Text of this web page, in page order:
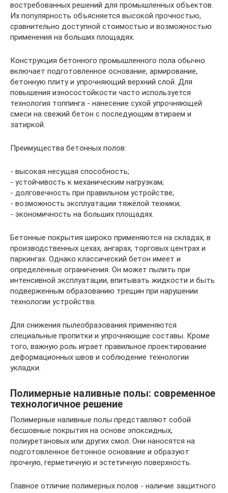
востребованных решений для промышленных объектов.
Их популярность объясняется высокой прочностью,
сравнительно доступной стоимостью и возможностью
применения на больших площадях.
Конструкция бетонного промышленного пола обычно
включает подготовленное основание, армирование,
бетонную плиту и упрочняющий верхний слой. Для
повышения износостойкости часто используется
технология топпинга - нанесение сухой упрочняющей
смеси на свежий бетон с последующим втираем и
затиркой.
Преимущества бетонных полов:
- высокая несущая способность;
- устойчивость к механическим нагрузкам;
- долговечность при правильном устройстве;
- возможность эксплуатации тяжёлой техники;
- экономичность на больших площадях.
Бетонные покрытия широко применяются на складах, в
производственных цехах, ангарах, торговых центрах и
паркингах. Однако классический бетон имеет и
определённые ограничения. Он может пылить при
интенсивной эксплуатации, впитывать жидкости и быть
подверженным образованию трещин при нарушении
технологии устройства.
Для снижения пылеобразования применяются
специальные пропитки и упрочняющие составы. Кроме
того, важную роль играет правильное проектирование
деформационных швов и соблюдение технологии
укладки.
Полимерные наливные полы: современное
технологичное решение
Полимерные наливные полы представляют собой
бесшовные покрытия на основе эпоксидных,
полиуретановых или других смол. Они наносятся на
подготовленное бетонное основание и образуют
прочную, герметичную и эстетичную поверхность.
Главное отличие полимерных полов - наличие защитного